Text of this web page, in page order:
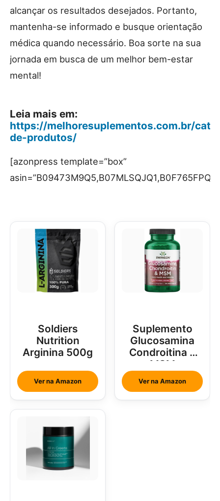
alcançar os resultados desejados. Portanto,
mantenha-se informado e busque orientação
médica quando necessário. Boa sorte na sua
jornada em busca de um melhor bem-estar
mental!
Leia mais em:
https://melhoresuplementos.com.br/
de-produtos/
[azonpress template=”box”
Soldiers
Nutrition
Arginina 500g
Ver na Amazon
Suplemento
Glucosamina
Condroitina e
MSM
Ver na Amazon